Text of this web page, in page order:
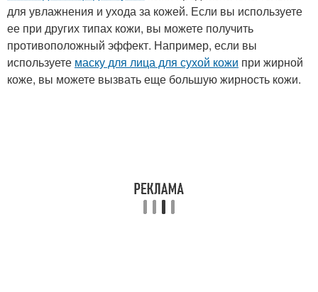
для увлажнения и ухода за кожей. Если вы используете
ее при других типах кожи, вы можете получить
противоположный эффект. Например, если вы
используете маску для лица для сухой кожи при жирной
коже, вы можете вызвать еще большую жирность кожи.